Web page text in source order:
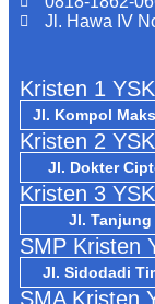
Jl. Hawa IV
Kristen 1
Jl. Kompol
Kristen 2
Jl. Dokter
Kristen 3
Jl. Tanjung
SMP Kristen
Jl. Sidodadi
SMA Kristen